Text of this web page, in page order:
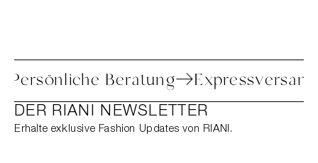
Persönliche Beratung
DER RIANI NEWSLETTER
Erhalte exklusive Fashion Updates von RIANI.